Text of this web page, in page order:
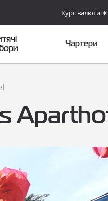
Курс валюти:
Чартери